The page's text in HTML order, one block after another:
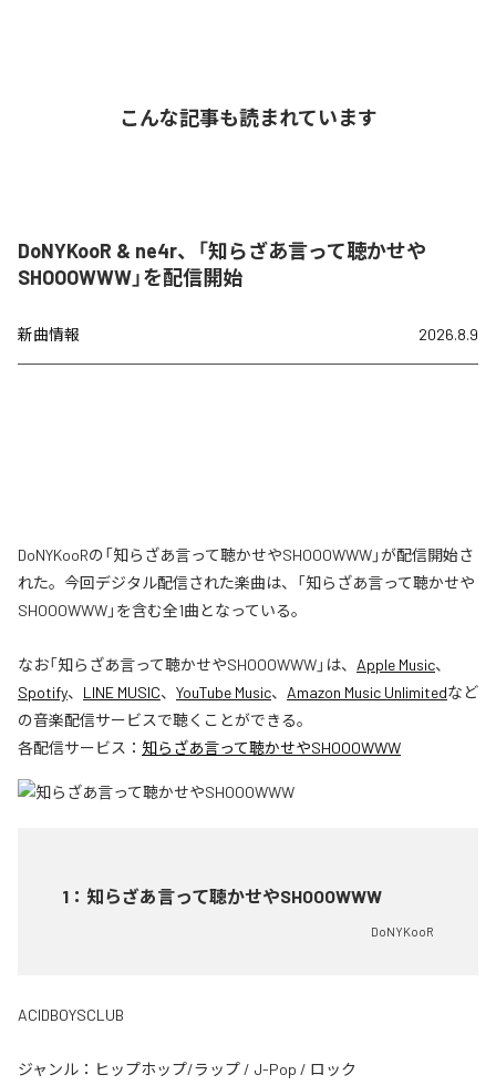
こんな記事も読まれています
DoNYKooR & ne4r、「知らざあ言って聴かせや
SHOOOWWW」を配信開始
新曲情報 2026.8.9
DoNYKooRの「知らざあ言って聴かせやSHOOOWWW」が配信開始さ
れた。今回デジタル配信された楽曲は、「知らざあ言って聴かせや
SHOOOWWW」を含む全1曲となっている。
なお「知らざあ言って聴かせやSHOOOWWW」は、 Apple Music、
Spotify、 LINE MUSIC、 YouTube Music、 Amazon Music Unlimitedなど
の音楽配信サービスで聴くことができる。
各配信サービス： 知らざあ言って聴かせやSHOOOWWW
1 ： 知らざあ言って聴かせやSHOOOWWW
DoNYKooR
ACIDBOYSCLUB
ジャンル： ヒップホップ/ラップ / J-Pop / ロック